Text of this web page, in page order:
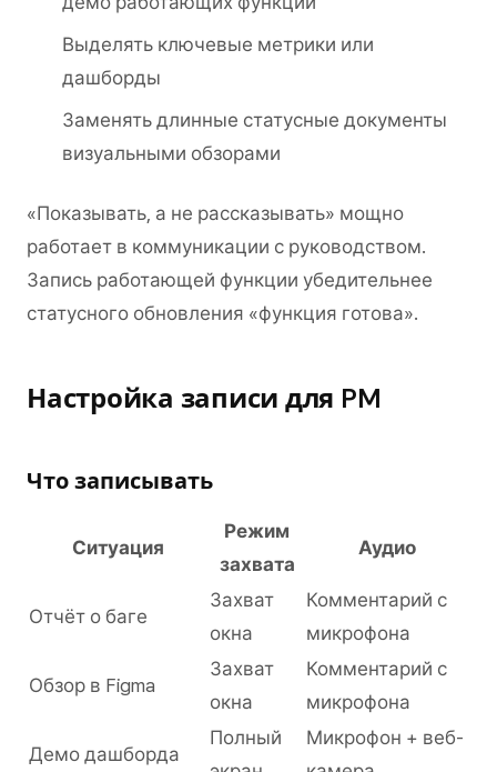
Выделять ключевые метрики или
дашборды
Заменять длинные статусные документы
визуальными обзорами
«Показывать, а не рассказывать» мощно
работает в коммуникации с руководством.
Запись работающей функции убедительнее
статусного обновления «функция готова».
Настройка записи для PM
Что записывать
Ситуация
Режим
захвата
Аудио
Отчёт о баге
Захват
окна
Комментарий с
микрофона
Обзор в Figma
Захват
окна
Комментарий с
микрофона
Демо дашборда
Полный
Микрофон + веб-